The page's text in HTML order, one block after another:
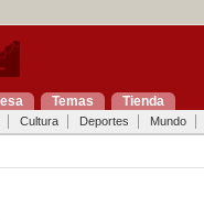
Temas Tienda
Cultura Deportes Mundo